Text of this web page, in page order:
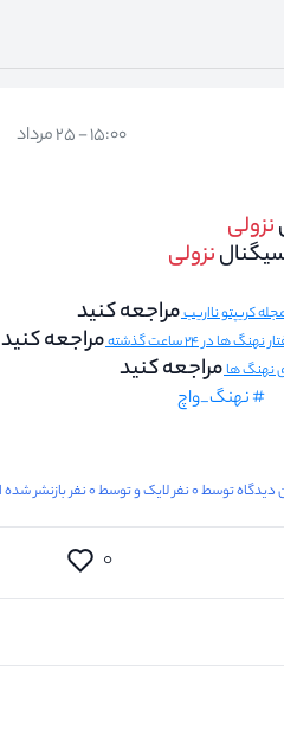
۱۵:۰۰ - ۲۵ مرداد
نزولی
نزولی
مراجعه کنید
ها در ۲۴ ساعت گذشته
مراجعه کنید
نهنگ هامراجعه کنید
# نهنگ_واچ
توسط ۰ نفر لایک و توسط ۰ نفر بازنشر شده است.
۰